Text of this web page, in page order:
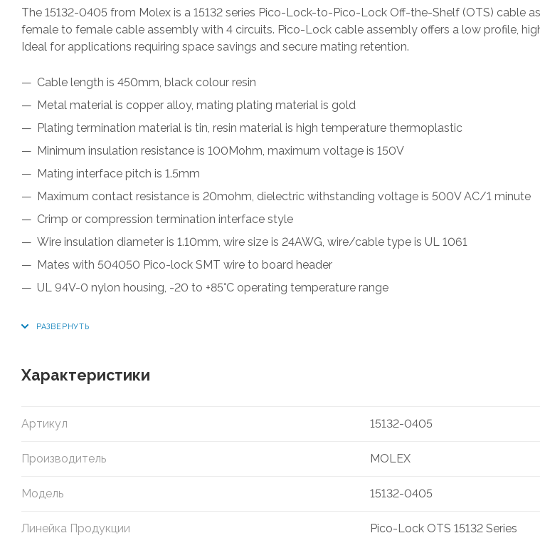
The 15132-0405 from Molex is a 15132 series Pico-Lock-to-Pico-Lock Off-the-Shelf (OTS) cable
female to female cable assembly with 4 circuits. Pico-Lock cable assembly offers a low profile,
Ideal for applications requiring space savings and secure mating retention.
Cable length is 450mm, black colour resin
Metal material is copper alloy, mating plating material is gold
Plating termination material is tin, resin material is high temperature thermoplastic
Minimum insulation resistance is 100Mohm, maximum voltage is 150V
Mating interface pitch is 1.5mm
Maximum contact resistance is 20mohm, dielectric withstanding voltage is 500V AC/1 minute
Crimp or compression termination interface style
Wire insulation diameter is 1.10mm, wire size is 24AWG, wire/cable type is UL 1061
Mates with 504050 Pico-lock SMT wire to board header
UL 94V-0 nylon housing, -20 to +85°C operating temperature range
Характеристики
Артикул 15132-0405
Производитель MOLEX
Модель 15132-0405
Линейка Продукции Pico-Lock OTS 15132 Series